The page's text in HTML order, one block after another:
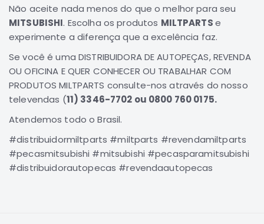
Toyota
Hilux
BMW
HYUNDAI
NISSAN
FORD
Volvo
Não aceite nada menos do que o melhor para seu
MITSUBISHI. Escolha os produtos MILTPARTSe
experimente a diferença que a excelência faz.
Se você é uma DISTRIBUIDORA DE AUTOPEÇAS, REVENDA
OU OFICINA E QUER CONHECER OU TRABALHAR COM
PRODUTOS MILTPARTS consulte-nos através do nosso
televendas (11) 3346-7702 ou 0800 760 0175.
Atendemos todo o Brasil.
#distribuidormiltparts #miltparts #revendamiltparts
#pecasmitsubishi #mitsubishi #pecasparamitsubishi
#distribuidorautopecas #revendaautopecas